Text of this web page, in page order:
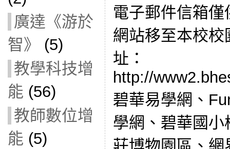
廣達《游於
智》
(5)
教學科技增
能 (56)
教師數位增
能 (5)
電子郵件信箱
網站移至本校
址：
http://
碧華易學網、
學網、碧華國